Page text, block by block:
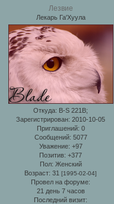
Лезвие
Лекарь Га'Хуула
Откуда: B-S 221B;
Зарегистрирован: 2010-10-05
Приглашений: 0
Сообщений: 5077
Уважение: +97
Позитив: +377
Пол: Женский
Возраст: 31[1995-02-04]
Провел на форуме:
21 день 7 часов
Последний визит: